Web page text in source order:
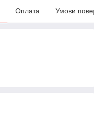
Оплата Умови